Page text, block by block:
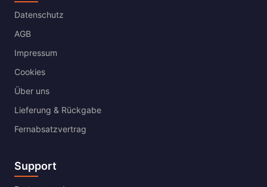
Datenschutz
AGB
Impressum
Cookies
Über uns
Lieferung & Rückgabe
Fernabsatzvertrag
Support